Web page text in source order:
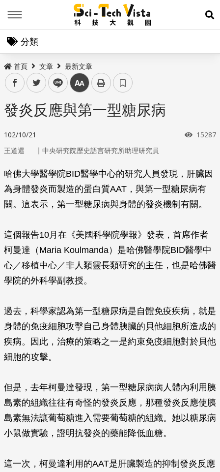
展
分類
首頁 文章 最新文章
facebooktwitter line 中
發炎反應與第一型糖尿病
102/10/21 瀏覽次
15287
王道還 ｜ 中央研究院歷史語言研究所助理研究員
哈佛大學醫學院BID醫學中心的研究人員發現，肝臟因
為身體發炎而製造的蛋白質AAT，與第一型糖尿病有
關。這表示，第一型糖尿病與身體的發炎機制有關。
這個報告10月在《美國科學院學報》發表，首席作者
柯曼達（Maria Koulmanda）是哈佛醫學院BID醫學中
心／移植中心／非人類靈長類研究的主任，也是哈佛醫
學院的外科學副教授。
過去，科學家認為第一型糖尿病是自體免疫疾病，就是
身體的免疫細胞攻擊自己身體胰臟的貝他細胞所造成的
疾病。因此，治療的策略之一是約束免疫細胞對於貝他
細胞的攻擊。
但是，去年柯曼達發現，第一型糖尿病病人體內利用胰
島素的組織往往有奇怪的發炎反應，那種發炎反應使胰
島素無法讓葡萄糖進入需要葡萄糖的組織。她以糖尿病
小鼠做實驗，證明抗發炎的藥能降低血糖。
這一次，柯曼達利用的AAT是肝臟製造的抑制發炎反應